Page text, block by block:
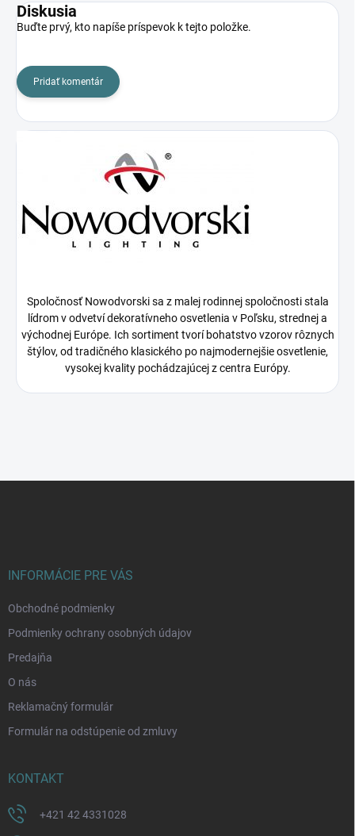
Diskusia
Buďte prvý, kto napíše príspevok k tejto položke.
Pridať komentár
Spoločnosť Nowodvorski sa z malej rodinnej spoločnosti stala
lídrom v odvetví dekoratívneho osvetlenia v Poľsku, strednej a
východnej Európe. Ich sortiment tvorí bohatstvo vzorov rôznych
štýlov, od tradičného klasického po najmodernejšie osvetlenie,
vysokej kvality pochádzajúcej z centra Európy.
INFORMÁCIE PRE VÁS
Obchodné podmienky
Podmienky ochrany osobných údajov
Predajňa
O nás
Reklamačný formulár
Formulár na odstúpenie od zmluvy
KONTAKT
+421 42 4331028